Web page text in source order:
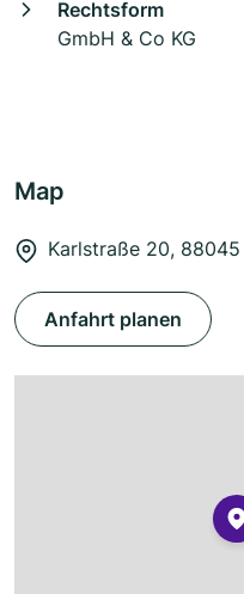
Rechtsform
GmbH & Co KG
Map
Karlstraße 20,
Anfahrt planen